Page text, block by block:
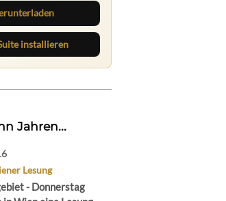
installieren
Jahren...
Lesung
- Donnerstag